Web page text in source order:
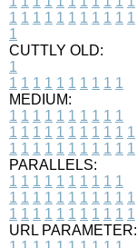
1 1 1 1 1 1 1 1 1 1 1
1
CUTTLY OLD:
1
1 1 1 1 1 1 1 1 1 1
MEDIUM:
1 1 1 1 1 1 1 1 1 1
1 1 1 1 1 1 1 1 1 1 1
1 1 1 1 1 1 1 1 1 1 1
PARALLELS:
1 1 1 1 1 1 1 1 1 1
1 1 1 1 1 1 1 1 1 1 1
1 1 1 1 1 1 1 1 1 1 1
URL PARAMETER: